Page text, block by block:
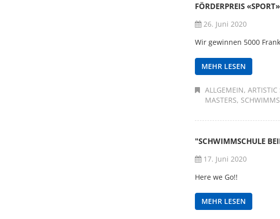
FÖRDERPREIS
26. Juni 2020
Wir gewinnen 5000
MEHR LESEN
ALLGEMEIN
MASTERS
"SCHWIMMSCHULE
17. Juni 2020
Here we Go!!
MEHR LESEN